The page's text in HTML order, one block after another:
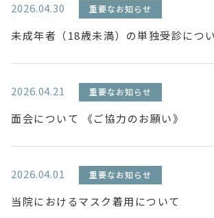
2026.04.30 重要なお知らせ
未成年者（18歳未満）の単独受診につ
2026.04.21 重要なお知らせ
面会について 《ご協力のお願い》
2026.04.01 重要なお知らせ
当院におけるマスク着用について